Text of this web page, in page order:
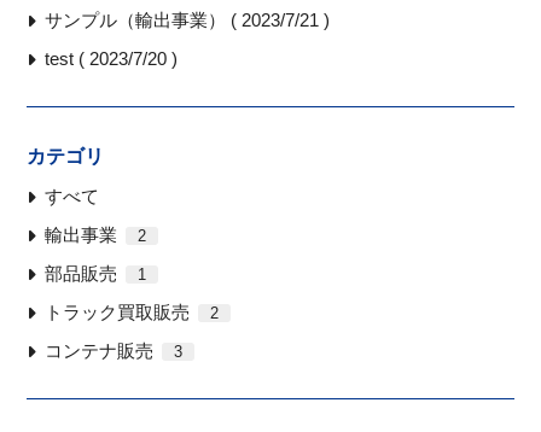
サンプル（輸出事業） ( 2023/7/21 )
test ( 2023/7/20 )
カテゴリ
すべて
輸出事業
2
部品販売 1
トラック買取販売 2
コンテナ販売 3